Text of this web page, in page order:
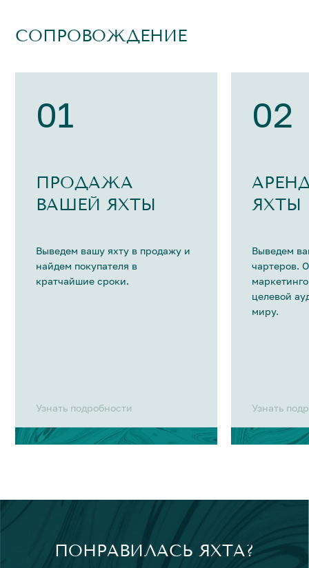
СОПРОВОЖДЕНИЕ
01
ПРОДАЖА
ВАШЕЙ ЯХТЫ
Выведем вашу яхту в продажу и
найдем покупателя в
кратчайшие сроки.
Узнать подробности
02
ЯХТЫ
Выведем
чартеров.
целевой
миру.
Узнать
ПОНРАВИЛАСЬ ЯХТА?